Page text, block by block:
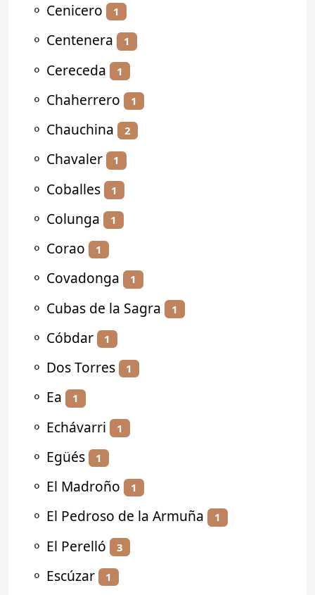
⚬ Cenicero 1
⚬ Centenera 1
⚬ Cereceda 1
⚬ Chaherrero 1
⚬ Chauchina 2
⚬ Chavaler 1
⚬ Coballes 1
⚬ Colunga 1
⚬ Corao 1
⚬ Covadonga 1
⚬ Cubas de la Sagra 1
⚬ Cóbdar 1
⚬ Dos Torres 1
⚬ Ea 1
⚬ Echávarri 1
⚬ Egüés 1
⚬ El Madroño 1
⚬ El Pedroso de la Armuña 1
⚬ El Perelló 3
⚬ Escúzar 1